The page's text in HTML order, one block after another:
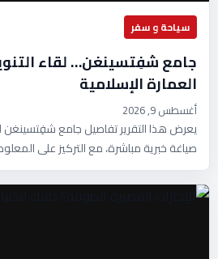
سياحة و سفر
جامع شفِتسينغن… لقاء
العمارة الإسلامية
أغسطس 9, 2026
يعرض هذا التقرير تفاصيل جامع شفِتسينغن
صياغة خبرية مباشرة، مع التركيز على